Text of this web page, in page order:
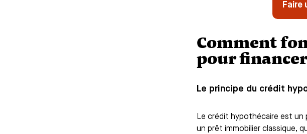
Comment
pour
Le principe du crédit
Le crédit hypothécaire est un
un prêt immobilier classique,